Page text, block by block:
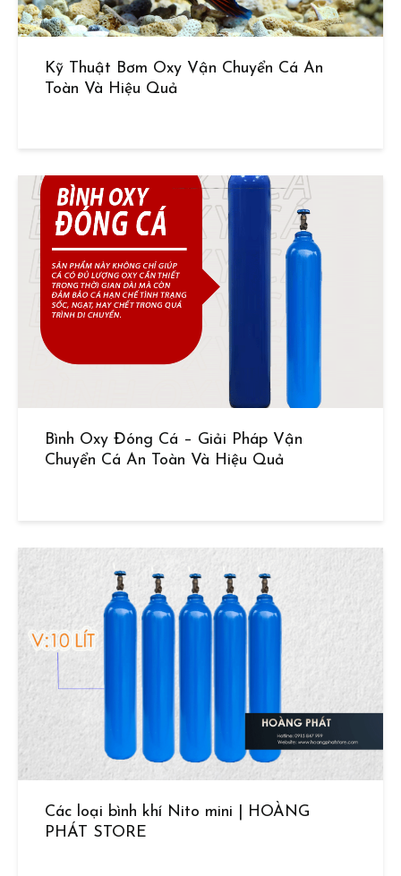
Kỹ Thuật Bơm Oxy Vận Chuyển Cá An
Toàn Và Hiệu Quả
Bình Oxy Đóng Cá – Giải Pháp Vận
Chuyển Cá An Toàn Và Hiệu Quả
Các loại bình khí Nito mini | HOÀNG
PHÁT STORE